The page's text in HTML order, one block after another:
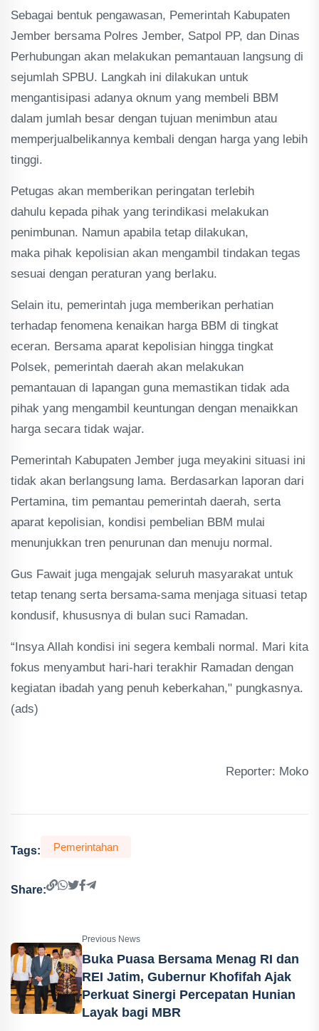
Sebagai bentuk pengawasan, Pemerintah Kabupaten
Jember bersama Polres Jember, Satpol PP, dan Dinas
Perhubungan akan melakukan pemantauan langsung di
sejumlah SPBU. Langkah ini dilakukan untuk
mengantisipasi adanya oknum yang membeli BBM
dalam jumlah besar dengan tujuan menimbun atau
memperjualbelikannya kembali dengan harga yang lebih
tinggi.
Petugas akan memberikan peringatan terlebih
dahulu kepada pihak yang terindikasi melakukan
penimbunan. Namun apabila tetap dilakukan,
maka pihak kepolisian akan mengambil tindakan tegas
sesuai dengan peraturan yang berlaku.
Selain itu, pemerintah juga memberikan perhatian
terhadap fenomena kenaikan harga BBM di tingkat
eceran. Bersama aparat kepolisian hingga tingkat
Polsek, pemerintah daerah akan melakukan
pemantauan di lapangan guna memastikan tidak ada
pihak yang mengambil keuntungan dengan menaikkan
harga secara tidak wajar.
Pemerintah Kabupaten Jember juga meyakini situasi ini
tidak akan berlangsung lama. Berdasarkan laporan dari
Pertamina, tim pemantau pemerintah daerah, serta
aparat kepolisian, kondisi pembelian BBM mulai
menunjukkan tren penurunan dan menuju normal.
Gus Fawait juga mengajak seluruh masyarakat untuk
tetap tenang serta bersama-sama menjaga situasi tetap
kondusif, khususnya di bulan suci Ramadan.
“Insya Allah kondisi ini segera kembali normal. Mari kita
fokus menyambut hari-hari terakhir Ramadan dengan
kegiatan ibadah yang penuh keberkahan," pungkasnya.
(ads)
Reporter: Moko
Tags: Pemerintahan
Share:
Previous News
Buka Puasa Bersama Menag RI dan
REI Jatim, Gubernur Khofifah Ajak
Perkuat Sinergi Percepatan Hunian
Layak bagi MBR